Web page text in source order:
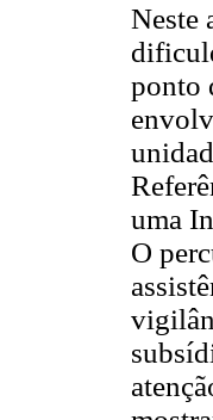
Neste
ponto
uma
O